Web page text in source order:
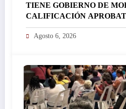
TIENE GOBIERNO DE
CALIFICACIÓN
FINANZAS, AFIRMA EL
DEL ÁREA JORGE
Agosto 6, 2026